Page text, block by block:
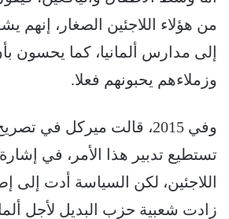
من هؤلاء اللاجئين الصغار، إنهم
إلى مدارس ألمانيا، كما يحسون
وزملاءهم يحبونهم فعلا.
وفي 2015، قالت ميركل في
تستطيع تدبير هذا الأمر، في
اللاجئين، لكن السياسة أدت إلى
زادت شعبية حزب البديل لأجل